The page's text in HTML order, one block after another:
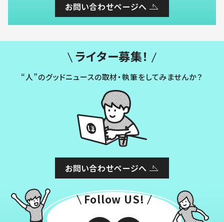
お問い合わせページへ
ライター募集！
“人”のグッドニュースの取材・執筆をしてみませんか？
お問い合わせページへ
Follow US!